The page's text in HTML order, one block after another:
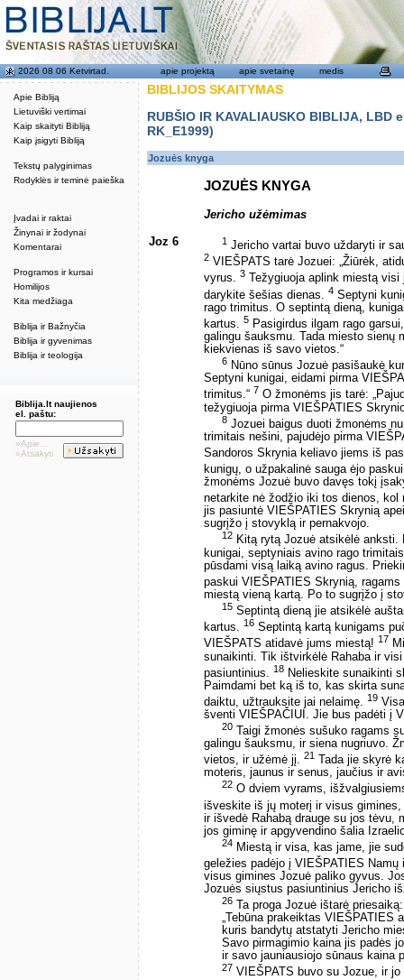
Apie Bibliją
Lietuviški vertimai
Kaip skaityti Bibliją
Kaip įsigyti Bibliją
Tekstų palyginimas
Rodyklės ir teminė paieška
Įvadai ir raktai
Žinynai ir žodynai
Komentarai
Programos ir kursai
Homilijos
Kita medžiaga
Biblija ir Bažnyčia
Biblija ir gyvenimas
Biblija ir teologija
2026 08 06 Ketvirtad. apie projektą apie svetainę medis
Biblija.lt naujienos
el. paštu:
»Apie...
»Atsakyti
BIBLIJOS SKAITYMAS
RUBŠIO IR KAVALIAUSKO BIBLIJA,
RK_E1999)
Jozuės knyga
JOZUĖS KNYGA
Jericho užėmimas
Joz 6 1 Jericho vartai buvo uždaryti ir
2 VIEŠPATS tarė Jozuei: „Žiūrėk,
vyrus. 3 Težygiuoja aplink miestą
darykite šešias dienas. 4 Septyni
rago trimitus. O septintą dieną,
kartus. 5 Pasigirdus ilgam rago
galingu šauksmu. Tada miesto sienų
kiekvienas iš savo vietos.“
6 Nūno sūnus Jozuė pasišaukė
Septyni kunigai, eidami pirma
trimitus.“ 7 O žmonėms jis tarė:
težygiuoja pirma VIEŠPATIES
8 Jozuei baigus duoti žmonėms
trimitais nešini, pajudėjo pirma
Sandoros Skrynia keliavo jiems iš
kunigų, o užpakalinė sauga ėjo
žmonėms Jozuė buvo davęs tokį
netarkite nė žodžio iki tos dienos, kol
jis pasiuntė VIEŠPATIES Skrynią
sugrįžo į stovyklą ir pernakvojo.
12 Kitą rytą Jozuė atsikėlė
kunigai, septyniais avino rago
pūsdami visą laiką avino ragus.
paskui VIEŠPATIES Skrynią,
miestą vieną kartą. Po to sugrįžo į
15 Septintą dieną jie atsikėlė
kartus. 16 Septintą kartą kunigams
VIEŠPATS atidavė jums miestą! 17
sunaikinti. Tik ištvirkėlė Rahaba ir
pasiuntinius.
18 Nelieskite sunaikinti
Paimdami bet ką iš to, kas skirta
daiktu, užtrauksite jai nelaimę. 19
šventi VIEŠPAČIUI. Jie bus padėti į
20 Taigi žmonės sušuko ragams
galingu šauksmu, ir siena nugriuvo.
vietos, ir užėmė jį. 21
Tada jie skyrė
moteris, jaunus ir senus, jaučius ir
22 O dviem vyrams,
išveskite iš jų moterį ir visus
ir išvedė Rahabą drauge su jos tėvu,
jos giminę ir apgyvendino šalia
24 Miestą ir visa, kas jame, jie
geležies padėjo į VIEŠPATIES
visus gimines Jozuė paliko gyvus.
Jozuės siųstus pasiuntinius Jericho
26 Ta proga Jozuė ištarė priesaiką:
„Tebūna prakeiktas VIEŠPATIES
kuris bandytų atstatyti Jericho
Savo pirmagimio kaina jis padės
ir savo jauniausiojo sūnaus kaina
27 VIEŠPATS buvo su Jozue, ir